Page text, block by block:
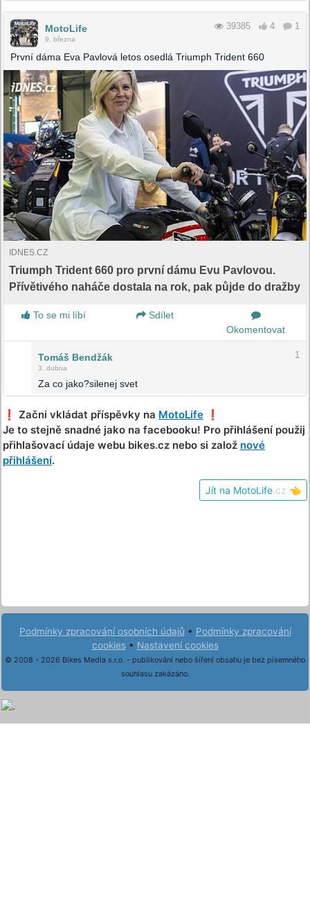
MotoLife
9. března
39385 4 1
První dáma Eva Pavlová letos osedlá Triumph Trident 660
IDNES.CZ
Triumph Trident 660 pro první dámu Evu Pavlovou.
Přívětivého naháče dostala na rok, pak půjde do dražby
To se mi líbí
Sdílet
Okomentovat
Tomáš Bendžák
3. dubna
1
Za co jako?silenej svet
❗️ Začni vkládat příspěvky na MotoLife ❗️
Je to stejně snadné jako na facebooku! Pro přihlášení použij
přihlašovací údaje webu bikes.cz nebo si založ nové
přihlášení.
Jít na MotoLife.cz 👈
Podmínky zpracování osobních údajů • Podmínky zpracování
cookies• Nastavení cookies
© 2008 - 2026 Bikes Media s.r.o. - publikování nebo šíření obsahu je bez písemného
souhlasu zakázáno.